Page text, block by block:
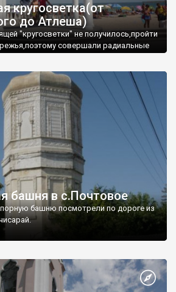
кругосветка(от
до Атлеша)
"кругосветки" не получилось,пройти
совершали радиальные
башня в с.Почтовое
башню посмотрели по дороге из